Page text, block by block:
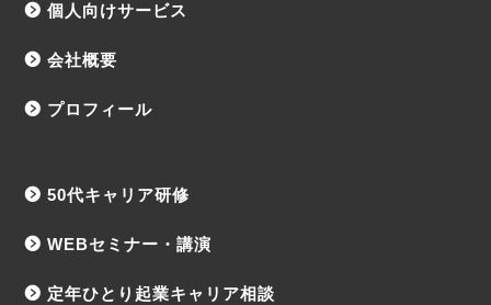
個人向けサービス
会社概要
プロフィール
50代キャリア研修
WEBセミナー・講演
定年ひとり起業キャリア相談